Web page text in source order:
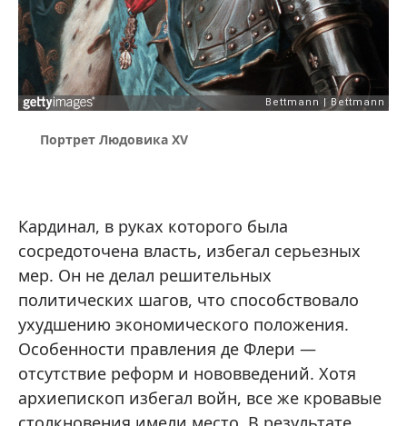
Портрет Людовика XV
Кардинал, в руках которого была
сосредоточена власть, избегал серьезных
мер. Он не делал решительных
политических шагов, что способствовало
ухудшению экономического положения.
Особенности правления де Флери —
отсутствие реформ и нововведений. Хотя
архиепископ избегал войн, все же кровавые